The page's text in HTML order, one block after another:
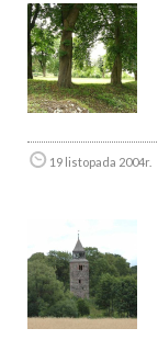
19 listopada 2004r.